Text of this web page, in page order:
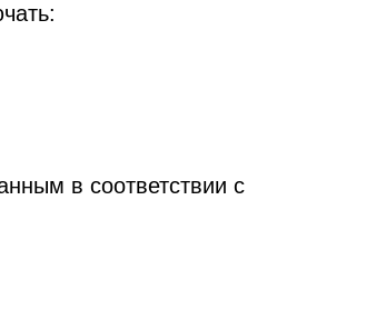
в соответствии с